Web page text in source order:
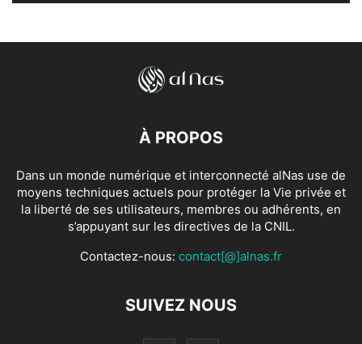
À PROPOS
Dans un monde numérique et interconnecté alNas use de
moyens techniques actuels pour protéger la Vie privée et
la liberté de ses utilisateurs, membres ou adhérents, en
s’appuyant sur les directives de la CNIL.
Contactez-nous: contact[@]alnas.fr
SUIVEZ NOUS